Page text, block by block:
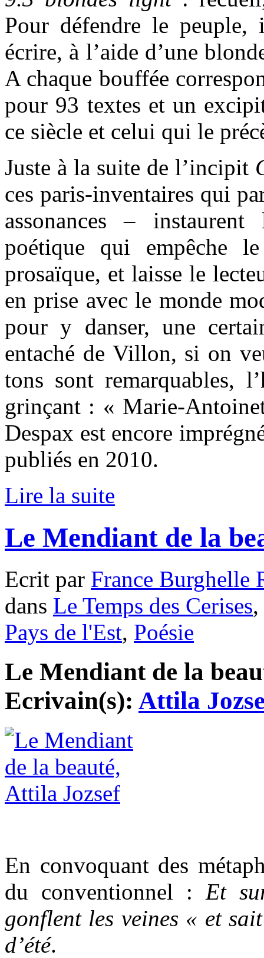
Pour défendre le
écrire, à l’aide d’une
A chaque bouffée
pour 93 textes et un
ce siècle et celui qui le
Juste à la suite de l’incipit
ces paris-inventaires qui
assonances –
poétique qui empêche
prosaïque, et laisse le
en prise avec le monde
pour y danser, une
entaché de Villon, si on
tons sont remarquables,
grinçant : « Marie-
Despax est encore
publiés en 2010.
Lire la suite
Le Mendiant de la
Ecrit par France Burghelle
dans Le Temps des Cerises,
Pays de l'Est, Poésie
Le Mendiant de la
Ecrivain(s): Attila
En convoquant des
du conventionnel : Et
gonflent les veines « et
d’été.